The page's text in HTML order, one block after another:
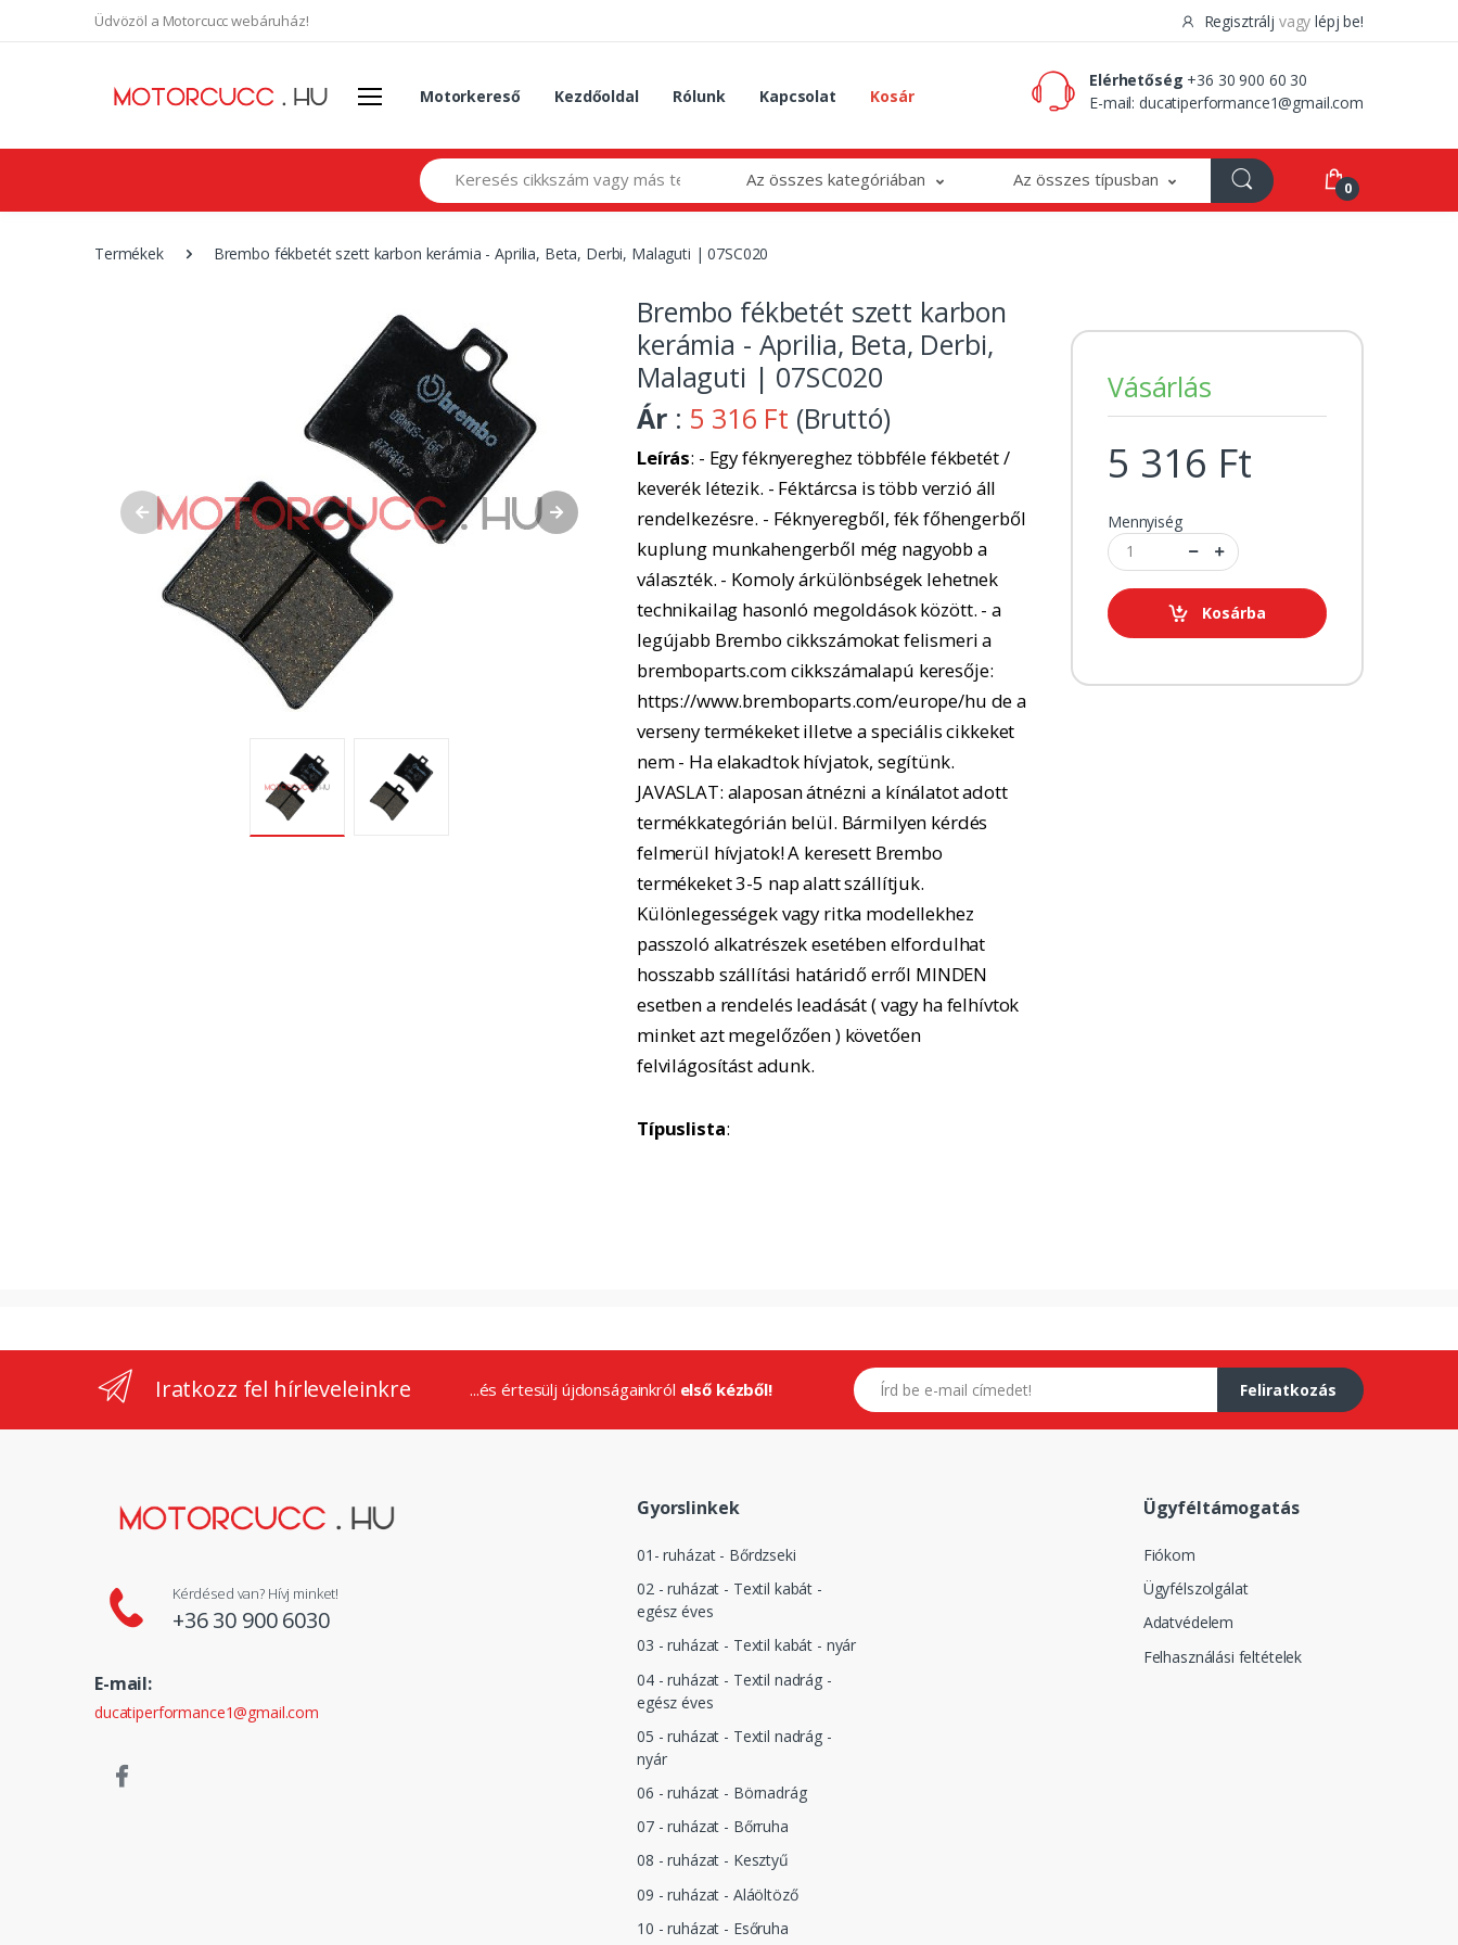
Üdvözöl a Motorcucc webáruház! Regisztrálj vagy lépj be!
Motorkereső Kezdőoldal Rólunk Kapcsolat Kosár
Elérhetőség +36 30 900 60 30
E-mail:ducatiperformance1@gmail.com
Search Az összes kategóriában Az összes típusban 0
Termékek Brembo fékbetét szett karbon kerámia - Aprilia, Beta, Derbi, Malaguti | 07SC020
Brembo fékbetét szett karbon
kerámia - Aprilia, Beta, Derbi,
Malaguti | 07SC020
Ár : 5 316 Ft (Bruttó)
Leírás: - Egy féknyereghez többféle fékbetét /
keverék létezik. - Féktárcsa is több verzió áll
rendelkezésre. - Féknyeregből, fék főhengerből
kuplung munkahengerből még nagyobb a
választék. - Komoly árkülönbségek lehetnek
technikailag hasonló megoldások között. - a
legújabb Brembo cikkszámokat felismeri a
bremboparts.com cikkszámalapú keresője:
https://www.bremboparts.com/europe/hu de a
verseny termékeket illetve a speciális cikkeket
nem - Ha elakadtok hívjatok, segítünk.
JAVASLAT: alaposan átnézni a kínálatot adott
termékkategórián belül. Bármilyen kérdés
felmerül hívjatok! A keresett Brembo
termékeket 3-5 nap alatt szállítjuk.
Különlegességek vagy ritka modellekhez
passzoló alkatrészek esetében elfordulhat
hosszabb szállítási határidő erről MINDEN
esetben a rendelés leadását ( vagy ha felhívtok
minket azt megelőzően ) követően
felvilágosítást adunk.
Típuslista:
Vásárlás
5 316 Ft
Mennyiség
Kosárba
Iratkozz fel hírleveleinkre ...és értesülj újdonságainkról első kézből!
E-mail címed
Feliratkozás
Kérdésed van? Hívj minket!
+36 30 900 6030
E-mail:
ducatiperformance1@gmail.com
Gyorslinkek
01- ruházat - Bőrdzseki
02 - ruházat - Textil kabát -
egész éves
03 - ruházat - Textil kabát - nyár
04 - ruházat - Textil nadrág -
egész éves
05 - ruházat - Textil nadrág -
nyár
06 - ruházat - Börnadrág
07 - ruházat - Bőrruha
08 - ruházat - Kesztyű
09 - ruházat - Aláöltöző
10 - ruházat - Esőruha
Ügyféltámogatás
Fiókom
Ügyfélszolgálat
Adatvédelem
Felhasználási feltételek